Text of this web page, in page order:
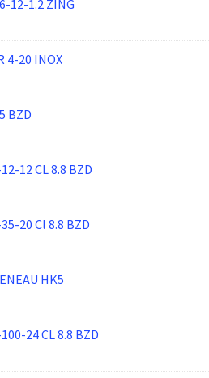
12-1.2 ZING
4-20 INOX
BZD
12 CL 8.8 BZD
20 Cl 8.8 BZD
HK5
24 CL 8.8 BZD